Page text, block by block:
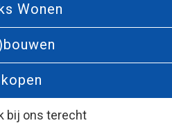
Wonen
bij ons terecht